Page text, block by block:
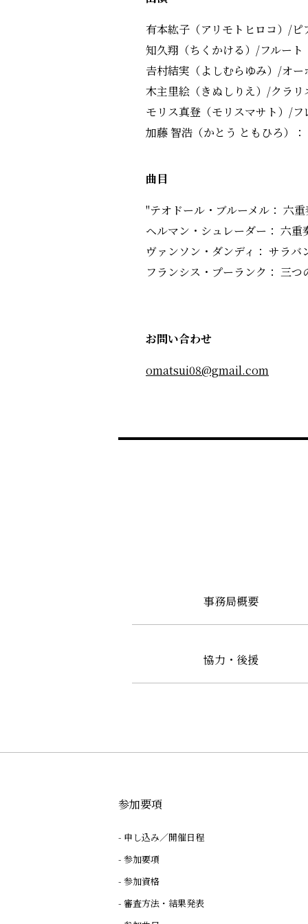
有本紘子（アリモトヒロコ）
知久翔（ちくかける）/フル
𠮷村結実（よしむらゆみ）/オー
木主里絵（きぬしりえ）/クラリ
モリス真登（モリスマサト）/フ
加藤 智浩（かとう ともひろ）
曲目
"テオドール・ブルーメル： 六
ヘルマン・シュレーダー： 六重
ヴァンソン・ダンディ： サラ
フランシス・プーランク： 三
お問い合わせ
omatsui08@gmail.com
事務局概要
協力・後援
参加要項
申し込み／開催日程
参加要項
参加資格
審査方法・結果発表